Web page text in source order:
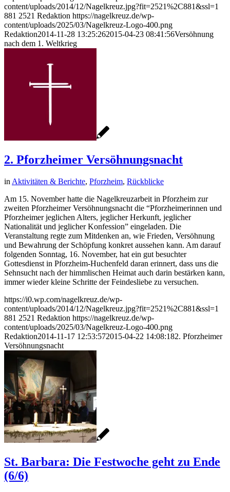
content/uploads/2014/12/Nagelkreuz.jpg?fit=2521%2C881&ssl=1
881 2521 Redaktion https://nagelkreuz.de/wp-
content/uploads/2025/03/Nagelkreuz-Logo-400.png
Redaktion2014-11-28 13:25:262015-04-23 08:41:56Versöhnung
nach dem 1. Weltkrieg
2. Pforzheimer Versöhnungsnacht
in Aktivitäten & Berichte, Pforzheim, Rückblicke
Am 15. November hatte die Nagelkreuzarbeit in Pforzheim zur
zweiten Pforzheimer Versöhnungsnacht die “Pforzheimerinnen und
Pforzheimer jeglichen Alters, jeglicher Herkunft, jeglicher
Nationalität und jeglicher Konfession” eingeladen. Die
Veranstaltung regte zum Mitdenken an, wie Frieden, Versöhnung
und Bewahrung der Schöpfung konkret aussehen kann. Am darauf
folgenden Sonntag, 16. November, hat ein gut besuchter
Gottesdienst in Pforzheim-Huchenfeld daran erinnert, dass uns die
Sehnsucht nach der himmlischen Heimat auch darin bestärken kann,
immer wieder kleine Schritte der Feindesliebe zu versuchen.
https://i0.wp.com/nagelkreuz.de/wp-
content/uploads/2014/12/Nagelkreuz.jpg?fit=2521%2C881&ssl=1
881 2521 Redaktion https://nagelkreuz.de/wp-
content/uploads/2025/03/Nagelkreuz-Logo-400.png
Redaktion2014-11-17 12:53:572015-04-22 14:08:182. Pforzheimer
Versöhnungsnacht
St. Barbara: Die Festwoche geht zu Ende
(6/6)